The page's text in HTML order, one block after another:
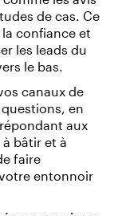
de cas. Ce
confiance et
les leads du
le bas.
canaux de
en
aux
bâtir et à
faire
entonnoir